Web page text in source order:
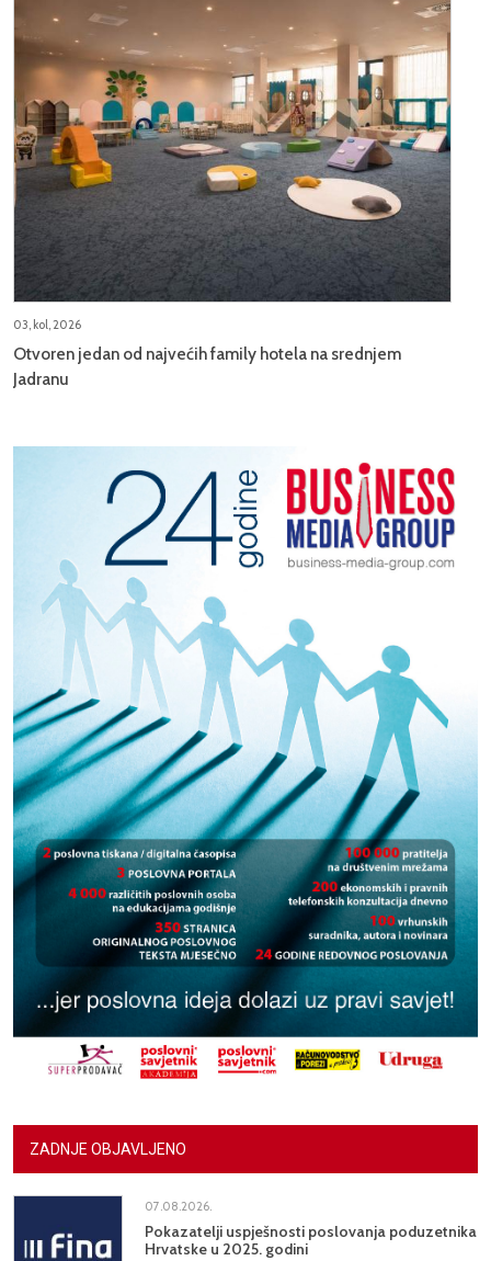
03, kol, 2026
Otvoren jedan od najvećih family hotela na srednjem
Jadranu
ZADNJE OBJAVLJENO
07.08.2026.
Pokazatelji uspješnosti poslovanja poduzetnika
Hrvatske u 2025. godini